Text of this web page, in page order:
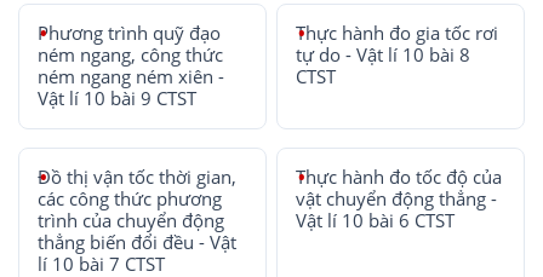
Phương trình quỹ đạo
ném ngang, công thức
ném ngang ném xiên -
Vật lí 10 bài 9 CTST
Thực hành đo gia tốc rơi
tự do - Vật lí 10 bài 8
CTST
Đồ thị vận tốc thời gian,
các công thức phương
trình của chuyển động
thẳng biến đổi đều - Vật
lí 10 bài 7 CTST
Thực hành đo tốc độ của
vật chuyển động thẳng -
Vật lí 10 bài 6 CTST